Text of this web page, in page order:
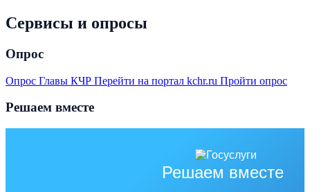
Сервисы и опросы
Опрос
Опрос Главы КЧР Перейти на портал kchr.ru Пройти опрос
Решаем вместе
Решаем вместе